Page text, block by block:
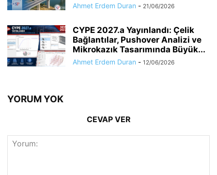
Ahmet Erdem Duran - 21/06/2026
CYPE 2027.a Yayınlandı: Çelik
Bağlantılar, Pushover Analizi ve
Mikrokazık Tasarımında Büyük...
Ahmet Erdem Duran - 12/06/2026
YORUM YOK
CEVAP VER